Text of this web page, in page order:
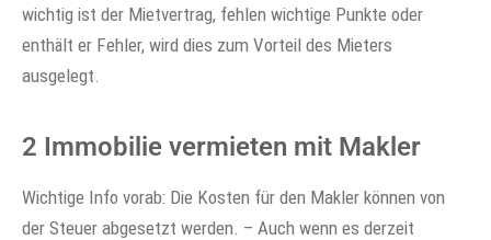
wichtig ist der Mietvertrag, fehlen wichtige Punkte oder
enthält er Fehler, wird dies zum Vorteil des Mieters
ausgelegt.
2 Immobilie vermieten mit Makler
Wichtige Info vorab: Die Kosten für den Makler können von
der Steuer abgesetzt werden. – Auch wenn es derzeit